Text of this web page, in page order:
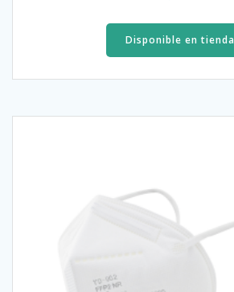
Disponible en tienda